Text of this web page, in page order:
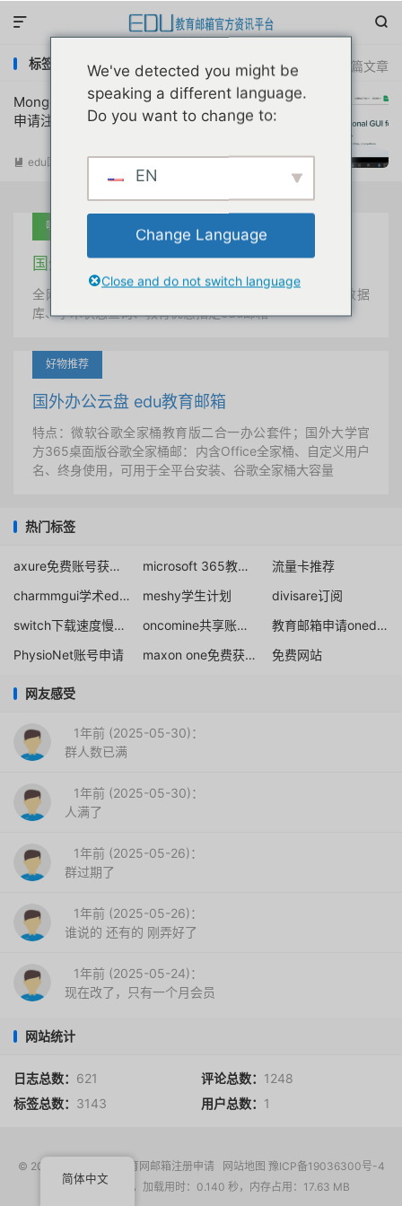


共 1 篇文章
标签：Studio 3T无限破解
MongoDB可视化工具Studio3T教育优惠
申请注册教程原创首发
 edu国外优惠 阅读(6412)
吐血推荐
国外学术美国 edu教育邮箱
全网唯一首发、自定义用户名、终身使用、学术文献数据
库、学术状态查询、教育优惠指定edu邮箱
好物推荐
国外办公云盘 edu教育邮箱
特点：微软谷歌全家桶教育版二合一办公套件；国外大学官
方365桌面版谷歌全家桶邮：内含Office全家桶、自定义用户
名、终身使用，可用于全平台安装、谷歌全家桶大容量
热门标签
axure免费账号获取分享 microsoft 365教育版office桌面版
流量卡推荐
charmmgui学术edu邮箱
meshy学生计划
divisare订阅
switch下载速度慢解决办法
oncomine共享账号官方获取网站
教育邮箱申请onedrive
PhysioNet账号申请
maxon one免费获取注册 免费网站
网友感受
1年前 (2025-05-30)：
群人数已满
1年前 (2025-05-30)：
人满了
1年前 (2025-05-26)：
群过期了
1年前 (2025-05-26)：
谁说的 还有的 刚弄好了
1年前 (2025-05-24)：
现在改了，只有一个月会员
网站统计
日志总数： 621 评论总数： 1248
标签总数： 3143 用户总数： 1
© 2017-2026 EDU教育网邮箱注册申请 网站地图 豫ICP备19036300号-4
请求次数：15 次，加载用时：0.140 秒，内存占用：17.63 MB
简体中文
We've detected you might be
speaking a different language.
Do you want to change to:
EN
Change Language
Close and do not switch language